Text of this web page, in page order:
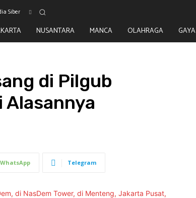
Siber
NUSANTARA MANCA OLAHRAGA GAYA
di Pilgub
WhatsApp Telegram